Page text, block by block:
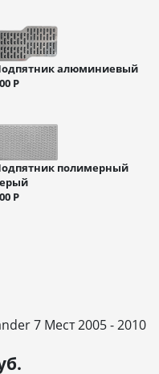
алюминиевый
Р
полимерный
Р
7 Мест 2005 - 2010